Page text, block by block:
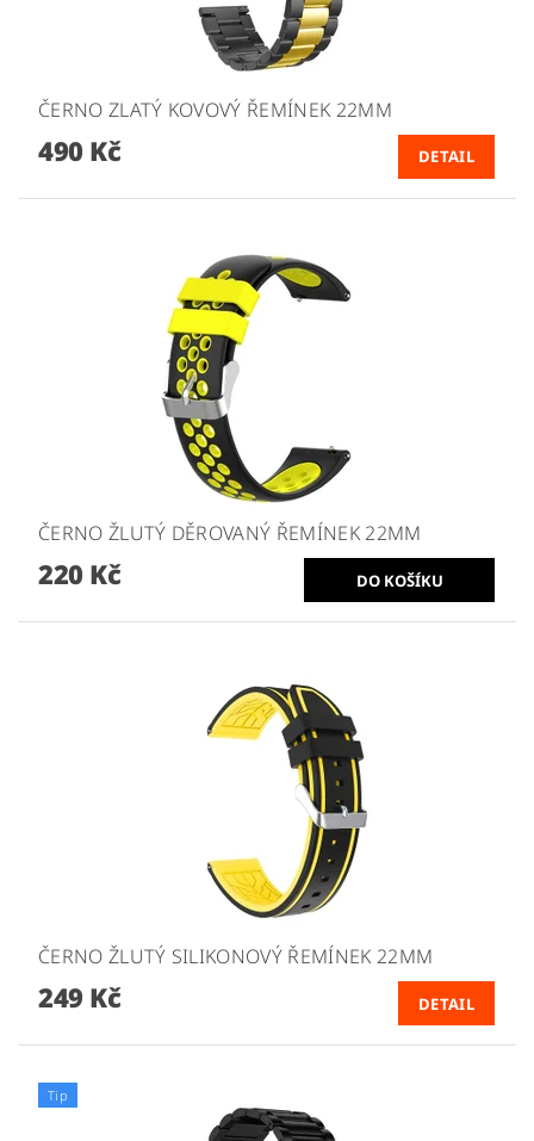
ČERNO ZLATÝ KOVOVÝ ŘEMÍNEK 22MM
490 Kč DETAIL
ČERNO ŽLUTÝ DĚROVANÝ ŘEMÍNEK 22MM
220 Kč
ČERNO ŽLUTÝ SILIKONOVÝ ŘEMÍNEK 22MM
249 Kč DETAIL
Tip